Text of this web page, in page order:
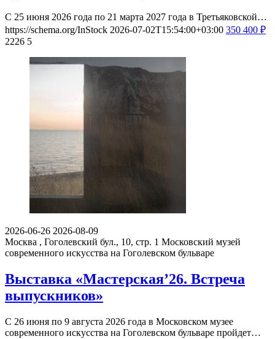
С 25 июня 2026 года по 21 марта 2027 года в Третьяковской…
https://schema.org/InStock 2026-07-02T15:54:00+03:00 350 400 ₽
2226 5
2026-06-26 2026-08-09
Москва , Гоголевский бул., 10, стр. 1 Московский музей
современного искусства на Гоголевском бульваре
Выставка «Мастерская’26. Встреча
выпускников»
С 26 июня по 9 августа 2026 года в Московском музее
современного искусства на Гоголевском бульваре пройдет…